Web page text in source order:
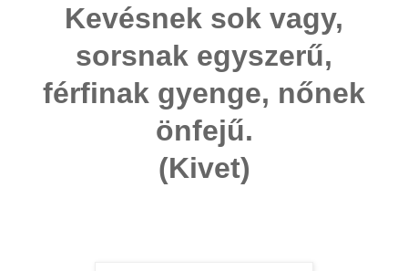
Kevésnek sok vagy,
sorsnak egyszerű,
férfinak gyenge, nőnek
önfejű.
(Kivet)